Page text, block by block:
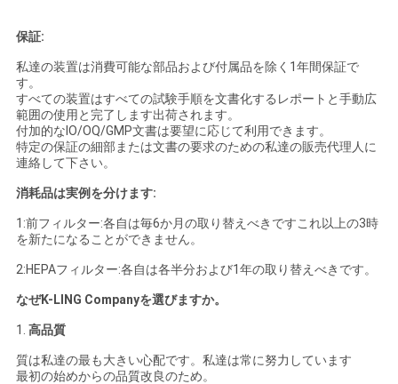
保証:
私達の装置は消費可能な部品および付属品を除く1年間保証で
す。
すべての装置はすべての試験手順を文書化するレポートと手動広
範囲の使用と完了します出荷されます。
付加的なIO/OQ/GMP文書は要望に応じて利用できます。
特定の保証の細部または文書の要求のための私達の販売代理人に
連絡して下さい。
消耗品は実例を分けます:
1:前フィルター:各自は毎6か月の取り替えべきですこれ以上の3時
を新たになることができません。
2:HEPAフィルター:各自は各半分および1年の取り替えべきです。
なぜK-LING Companyを選びますか。
1. 高品質
質は私達の最も大きい心配です。私達は常に努力しています
最初の始めからの品質改良のため。